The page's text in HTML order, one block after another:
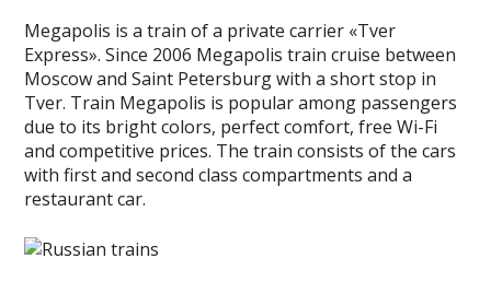
Megapolis is a train of a private carrier «Tver
Express». Since 2006 Megapolis train cruise between
Moscow and Saint Petersburg with a short stop in
Tver. Train Megapolis is popular among passengers
due to its bright colors, perfect comfort, free Wi-Fi
and competitive prices. The train consists of the cars
with first and second class compartments and a
restaurant car.